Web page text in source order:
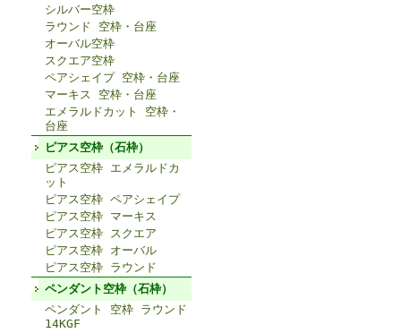
シルバー空枠
ラウンド 空枠・台座
オーバル空枠
スクエア空枠
ペアシェイプ 空枠・台座
マーキス 空枠・台座
エメラルドカット 空枠・
台座
ピアス空枠（石枠）
ピアス空枠 エメラルドカ
ット
ピアス空枠 ペアシェイプ
ピアス空枠 マーキス
ピアス空枠 スクエア
ピアス空枠 オーバル
ピアス空枠 ラウンド
ペンダント空枠（石枠）
ペンダント 空枠 ラウンド
14KGF